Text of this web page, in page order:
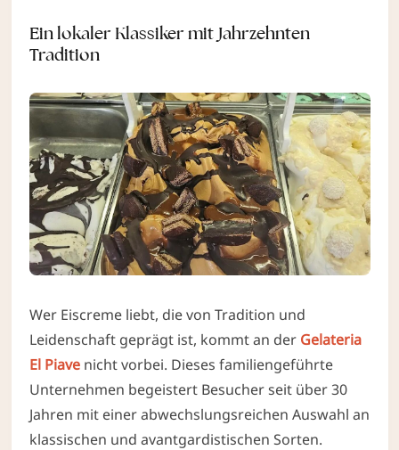
Ein lokaler Klassiker mit Jahrzehnten
Tradition
Wer Eiscreme liebt, die von Tradition und
Leidenschaft geprägt ist, kommt an der Gelateria
El Piavenicht vorbei. Dieses familiengeführte
Unternehmen begeistert Besucher seit über 30
Jahren mit einer abwechslungsreichen Auswahl an
klassischen und avantgardistischen Sorten.